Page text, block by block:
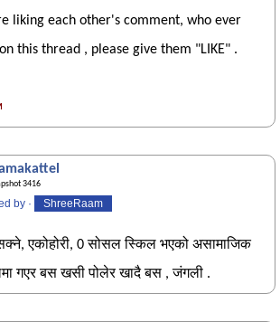
liking each other's comment, who ever
this thread , please give them "LIKE" .
3416
by · ShreeRaam
एकोहोरी, 0 सोसल स्किल भएको असामाजिक
गएर बस खसी पोलेर खादै बस , जंगली .